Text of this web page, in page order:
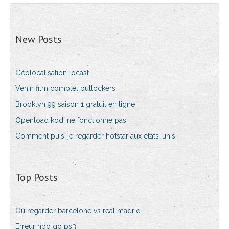
New Posts
Géolocalisation locast
Venin film complet putlockers
Brooklyn 99 saison 1 gratuit en ligne
Openload kodi ne fonctionne pas
Comment puis-je regarder hotstar aux états-unis
Top Posts
Où regarder barcelone vs real madrid
Erreur hbo go ps3